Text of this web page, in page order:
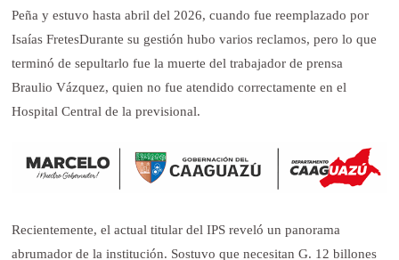
Peña y estuvo hasta abril del 2026, cuando fue reemplazado por
Isaías FretesDurante su gestión hubo varios reclamos, pero lo que
terminó de sepultarlo fue la muerte del trabajador de prensa
Braulio Vázquez, quien no fue atendido correctamente en el
Hospital Central de la previsional.
Recientemente, el actual titular del IPS reveló un panorama
abrumador de la institución. Sostuvo que necesitan G. 12 billones